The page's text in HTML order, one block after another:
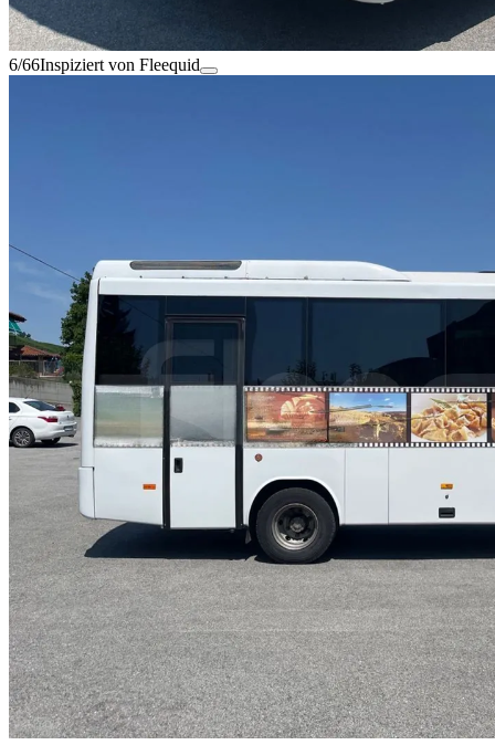
6/66Inspiziert von Fleequid